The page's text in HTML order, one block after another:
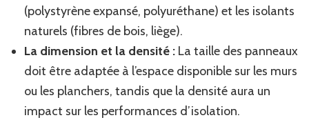
(polystyrène expansé, polyuréthane) et les isolants
naturels (fibres de bois, liège).
La dimension et la densité : La taille des panneaux
doit être adaptée à l’espace disponible sur les murs
ou les planchers, tandis que la densité aura un
impact sur les performances d’isolation.